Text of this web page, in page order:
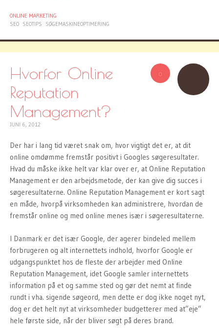
ONLINE MARKETING
SEO SEOTIPS SØGEMASKINEOPTIMERING
0
Hvorfor Online
Reputation
Management?
JUNI 6, 2012
Der har i lang tid været snak om, hvor vigtigt det er, at dit
online omdømme fremstår positivt i Googles søgeresultater.
Hvad du måske ikke helt var klar over er, at Online Reputation
Management er den arbejdsmetode, der kan give dig succes i
søgeresultaterne. Online Reputation Management er kort sagt
en måde, hvorpå virksomheden kan administrere, hvordan de
fremstår online og med online menes især i søgeresultaterne.
I Danmark er det især Google, der agerer bindeled mellem
forbrugeren og alt internettets indhold, hvorfor Google er
udgangspunktet hos de fleste der arbejder med Online
Reputation Management, idet Google samler internettets
information på et og samme sted og gør det nemt at finde
rundt i vha. sigende søgeord, men dette er dog ikke noget nyt,
dog er det helt nyt at virksomheder budgetterer med at”eje”
hele første side, når der bliver søgt på deres brand.